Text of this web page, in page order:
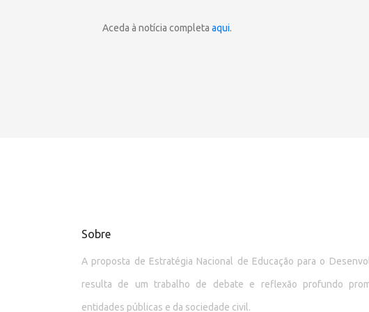
Aceda à notícia completa aqui.
Sobre
A proposta de Estratégia Nacional de Educação para o
resulta de um trabalho de debate e reflexão profundo
entidades públicas e da sociedade civil.